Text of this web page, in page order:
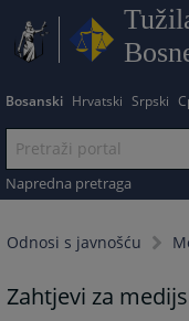
Bosanski Hrvatski Srpski
Napredna pretraga
Odnosi s javnošću
Zahtjevi za